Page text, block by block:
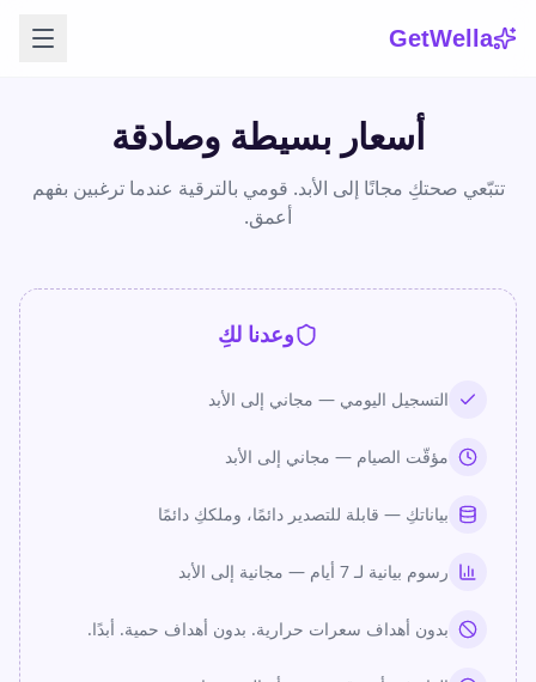
GetWella
أسعار بسيطة وصادقة
تتبّعي صحتكِ مجانًا إلى الأبد. قومي بالترقية عندما ترغبين بفهم
أعمق.
وعدنا لكِ
التسجيل اليومي — مجاني إلى الأبد
مؤقّت الصيام — مجاني إلى الأبد
بياناتكِ — قابلة للتصدير دائمًا، وملككِ دائمًا
رسوم بيانية لـ 7 أيام — مجانية إلى الأبد
بدون أهداف سعرات حرارية. بدون أهداف حمية. أبدًا.